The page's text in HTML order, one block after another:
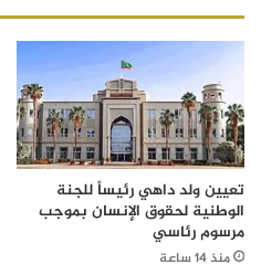
تعيين ولد داهي رئيساً للجنة
الوطنية لحقوق الإنسان بموجب
مرسوم رئاسي
منذ 14 ساعة